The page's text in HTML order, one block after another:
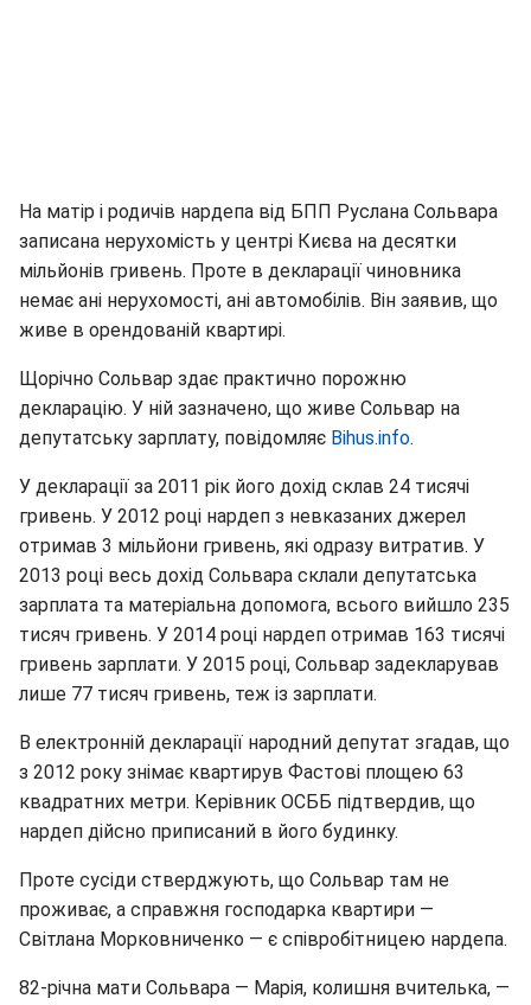
На матір і родичів нардепа від БПП Руслана Сольвара
записана нерухомість у центрі Києва на десятки
мільйонів гривень. Проте в декларації чиновника
немає ані нерухомості, ані автомобілів. Він заявив, що
живе в орендованій квартирі.
Щорічно Сольвар здає практично порожню
декларацію. У ній зазначено, що живе Сольвар на
депутатську зарплату, повідомляє Вihus.info.
У декларації за 2011 рік його дохід склав 24 тисячі
гривень. У 2012 році нардеп з невказаних джерел
отримав 3 мільйони гривень, які одразу витратив. У
2013 році весь дохід Сольвара склали депутатська
зарплата та матеріальна допомога, всього вийшло 235
тисяч гривень. У 2014 році нардеп отримав 163 тисячі
гривень зарплати. У 2015 році, Сольвар задекларував
лише 77 тисяч гривень, теж із зарплати.
В електронній декларації народний депутат згадав, що
з 2012 року знімає квартирув Фастові площею 63
квадратних метри. Керівник ОСББ підтвердив, що
нардеп дійсно приписаний в його будинку.
Проте сусіди стверджують, що Сольвар там не
проживає, а справжня господарка квартири —
Світлана Морковниченко — є співробітницею нардепа.
82-річна мати Сольвара — Марія, колишня вчителька, —